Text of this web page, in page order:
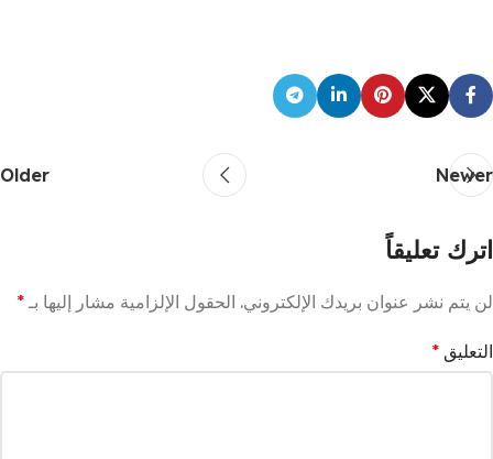
Newer
Older
اترك تعليقاً
لن يتم نشر عنوان بريدك الإلكتروني. الحقول الإلزامية مشار إليها بـ *
التعليق *